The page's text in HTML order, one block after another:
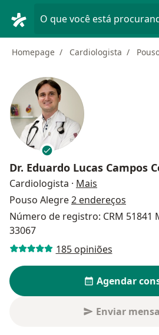
O que você está
Homepage Cardiologista
Dr. Eduardo Lucas Campos
Cardiologista · Mais
Pouso Alegre2 endereços
Número de registro: CRM 51841
33067
185 opiniões
Agendar
Enviar